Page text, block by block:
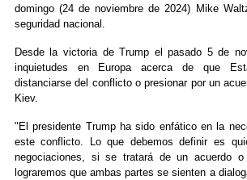
domingo (24 de noviembre de 2024) Mike
seguridad nacional.
Desde la victoria de Trump el pasado 5 de
inquietudes en Europa acerca de que
distanciarse del conflicto o presionar por un
Kiev.
"El presidente Trump ha sido enfático en la
este conflicto. Lo que debemos definir es
negociaciones, si se tratará de un acuerdo
lograremos que ambas partes se sienten a